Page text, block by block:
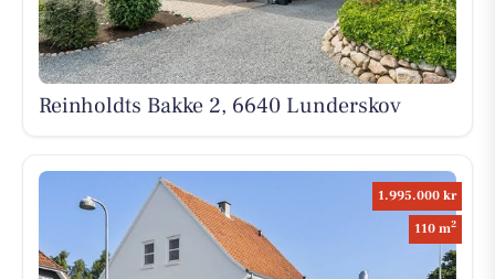
Reinholdts Bakke 2, 6640 Lunderskov
1.995.000 kr
110 m2